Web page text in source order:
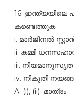
16.
കണ്ടെത്തുക :
i. മാര്‍ജിനല്‍
ii. കമ്മി
iii. നിയമാനുസൃത
iv. നികുതി
A. (i), (ii) മാത്രം